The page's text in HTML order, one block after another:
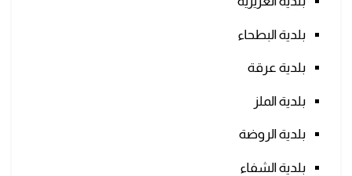
بلدية البطحاء
بلدية عرقة
بلدية الملز
بلدية الروضة
بلدية الشفاء